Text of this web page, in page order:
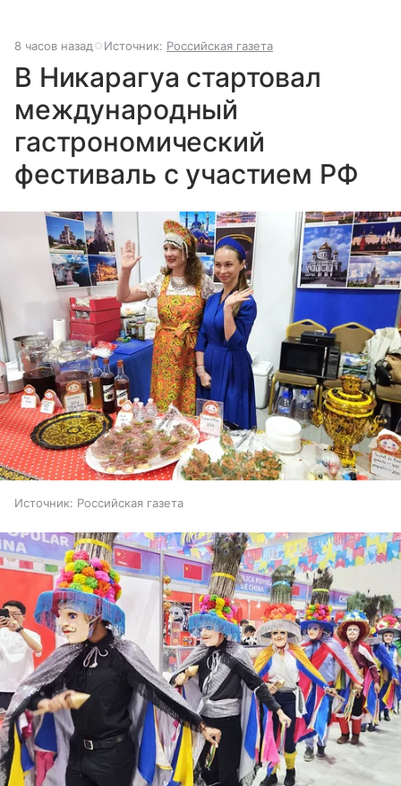
8 часов назад Источник: Российская газета
В Никарагуа стартовал
международный
гастрономический
фестиваль с участием РФ
Источник: Российская газета